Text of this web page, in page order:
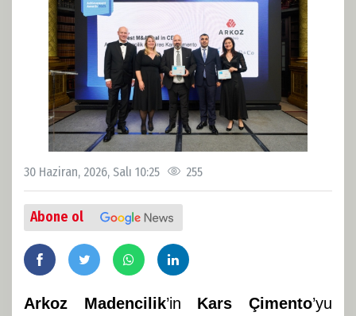
30 Haziran, 2026, Salı 10:25 255
Abone ol
Arkoz Madencilik’in Kars Çimento’yu